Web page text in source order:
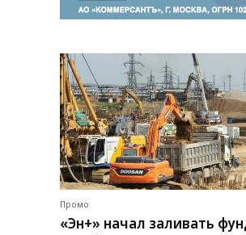
Промо
«Эн+» начал заливать